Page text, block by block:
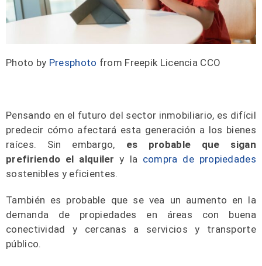
Photo by Presphoto from Freepik Licencia CCO
Pensando en el futuro del sector inmobiliario, es difícil
predecir cómo afectará esta generación a los bienes
raíces. Sin embargo, es probable que sigan
prefiriendo el alquilery la compra de propiedades
sostenibles y eficientes.
También es probable que se vea un aumento en la
demanda de propiedades en áreas con buena
conectividad y cercanas a servicios y transporte
público.